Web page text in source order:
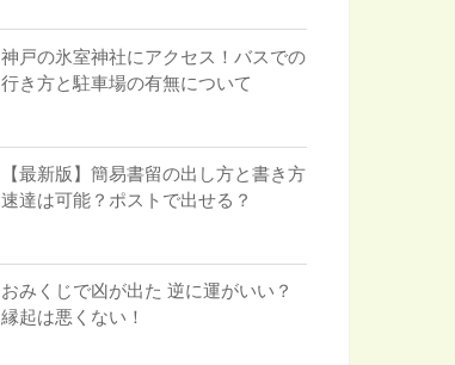
神戸の氷室神社にアクセス！バスでの
行き方と駐車場の有無について
【最新版】簡易書留の出し方と書き方
速達は可能？ポストで出せる？
おみくじで凶が出た 逆に運がいい？
縁起は悪くない！